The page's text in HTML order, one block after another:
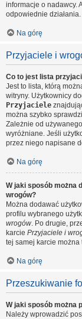
informacje o nadawcy.
odpowiednie działania.
Na górę
Przyjaciele i
Co to jest lista
Jest to lista, którą
witryny. Użytkownicy
Przyjaciele
można szybko
Zależnie od
wyróżniane. Jeśli
przez niego napisane
Na górę
W jaki sposób można
wrogów?
Można dodawać
profilu wybranego
wrogów. Po drugie,
karcie Przyjaciele i
tej samej karcie
Na górę
Przeszukiwanie
W jaki sposób można
Należy wprowadzić